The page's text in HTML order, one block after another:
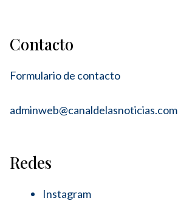
Contacto
Formulario de contacto
adminweb@canaldelasnoticias.com
Redes
Instagram